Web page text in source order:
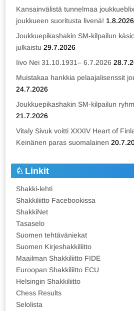
Kansainvälistä tunnelmaa
joukkueen suoritusta livenä! 1.8.2026
Joukkuepikashakin SM-kilpailun
julkaistu 29.7.2026
Iivo Nei 31.10.1931– 6.7.2026
Muistakaa hankkia pelaajalisenssit
24.7.2026
Joukkuepikashakin SM-kilpailun
21.7.2026
Vitaly Sivuk voitti XXXIV Heart of
Keinänen paras suomalainen
Linkit
Shakki-lehti
Shakkiliitto Facebookissa
ShakkiNet
Tasaselo
Suomen tehtäväniekat
Suomen Kirjeshakkiliitto
Maailman Shakkiliitto FIDE
Euroopan Shakkiliitto ECU
Helsingin Shakkiliitto
Chess Results
Selolista